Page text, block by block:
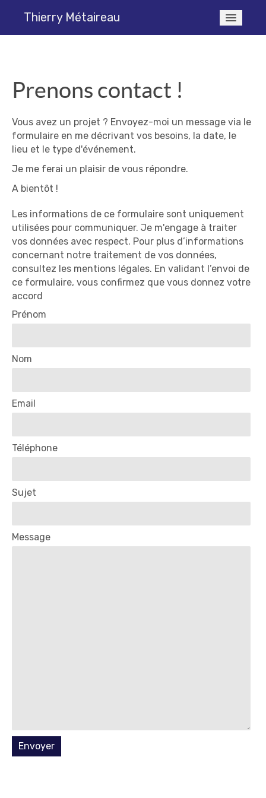
Thierry Métaireau
Prestations
Qui suis-je ?
Contact
Prenons contact !
Vous avez un projet ? Envoyez-moi un message via le
formulaire en me décrivant vos besoins, la date, le
lieu et le type d'événement.
Je me ferai un plaisir de vous répondre.
A bientôt !
Les informations de ce formulaire sont uniquement
utilisées pour communiquer. Je m'engage à traiter
vos données avec respect. Pour plus d’informations
concernant notre traitement de vos données,
consultez les mentions légales. En validant l’envoi de
ce formulaire, vous confirmez que vous donnez votre
accord
Prénom
Nom
Email
Téléphone
Sujet
Message
Envoyer